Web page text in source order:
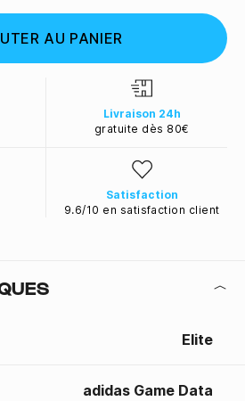
AU PANIER
Livraison 24h
gratuite dès 80€
Satisfaction
9.6/10 en satisfaction client
Elite
adidas Game Data